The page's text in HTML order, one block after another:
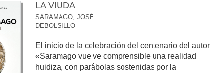
LA VIUDA
SARAMAGO, JOSÉ
DEBOLSILLO
El inicio de la celebración del centenario del autor
«Saramago vuelve comprensible una realidad
huidiza, con parábolas sostenidas por la